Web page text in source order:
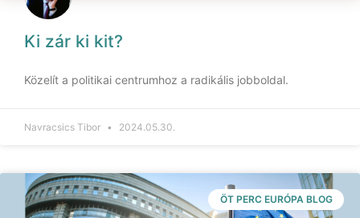
Ki zár ki kit?
Közelít a politikai centrumhoz a radikális jobboldal.
Navracsics Tibor 2024.05.30.
ÖT PERC EURÓPA BLOG